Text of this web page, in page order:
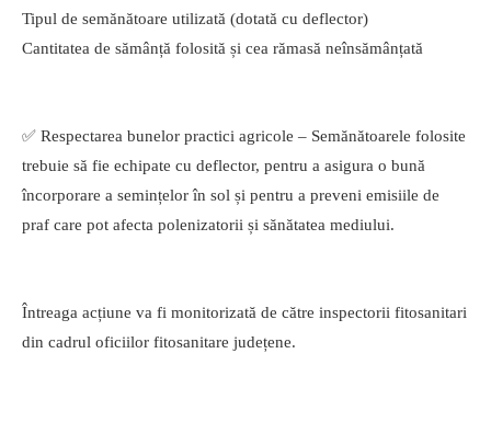
Tipul de semănătoare utilizată (dotată cu deflector)
Cantitatea de sămânță folosită și cea rămasă neînsămânțată
✅ Respectarea bunelor practici agricole – Semănătoarele folosite
trebuie să fie echipate cu deflector, pentru a asigura o bună
încorporare a semințelor în sol și pentru a preveni emisiile de
praf care pot afecta polenizatorii și sănătatea mediului.
Întreaga acțiune va fi monitorizată de către inspectorii fitosanitari
din cadrul oficiilor fitosanitare județene.